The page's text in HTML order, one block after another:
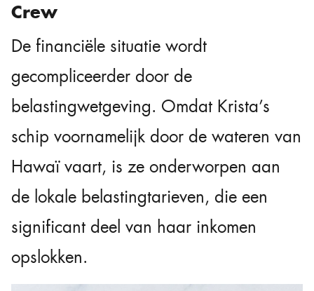
Crew
De financiële situatie wordt
gecompliceerder door de
belastingwetgeving. Omdat Krista’s
schip voornamelijk door de wateren van
Hawaï vaart, is ze onderworpen aan
de lokale belastingtarieven, die een
significant deel van haar inkomen
opslokken.